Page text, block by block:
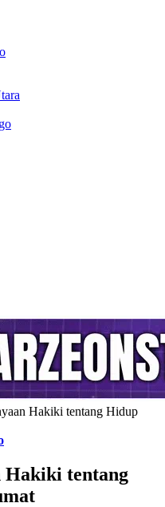
Hakiki tentang Hidup
Hakiki tentang